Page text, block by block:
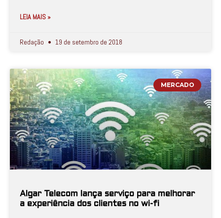
LEIA MAIS »
Redação 19 de setembro de 2018
MERCADO
Algar Telecom lança serviço para melhorar
a experiência dos clientes no wi-fi